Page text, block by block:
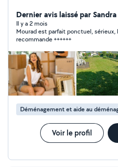
Dernier avis laissé par
Il y a 2 mois
Mourad est parfait ponctuel, sérieux,
recommande ++++++
Déménagement et aide au
Voir le profil